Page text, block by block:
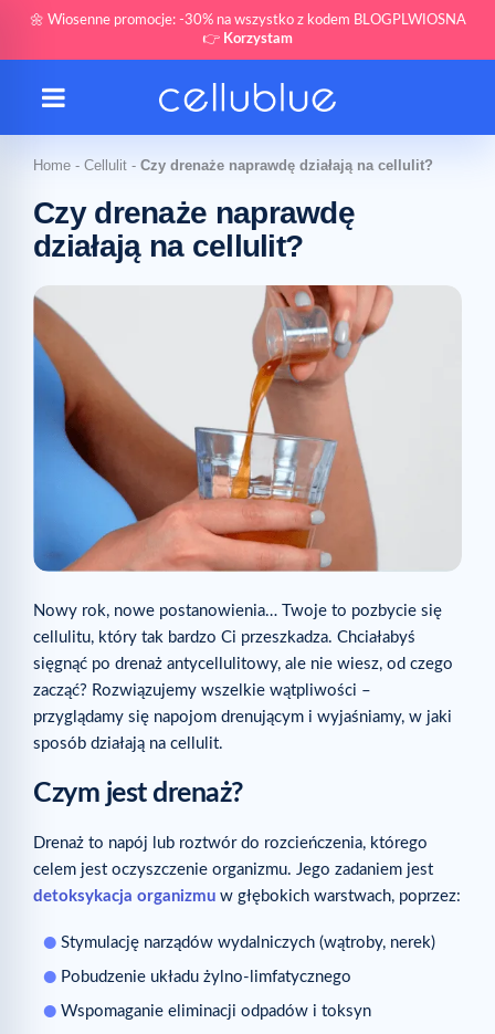
🌼 Wiosenne promocje: -30% na wszystko z kodem BLOGPLWIOSNA
👉 Korzystam
Home - Cellulit - Czy drenaże naprawdę działają na cellulit?
Czy drenaże naprawdę
działają na cellulit?
Nowy rok, nowe postanowienia… Twoje to pozbycie się
cellulitu, który tak bardzo Ci przeszkadza. Chciałabyś
sięgnąć po drenaż antycellulitowy, ale nie wiesz, od czego
zacząć? Rozwiązujemy wszelkie wątpliwości –
przyglądamy się napojom drenującym i wyjaśniamy, w jaki
sposób działają na cellulit.
Czym jest drenaż?
Drenaż to napój lub roztwór do rozcieńczenia, którego
celem jest oczyszczenie organizmu. Jego zadaniem jest
detoksykacja organizmu w głębokich warstwach, poprzez:
Stymulację narządów wydalniczych (wątroby, nerek)
Pobudzenie układu żylno-limfatycznego
Wspomaganie eliminacji odpadów i toksyn